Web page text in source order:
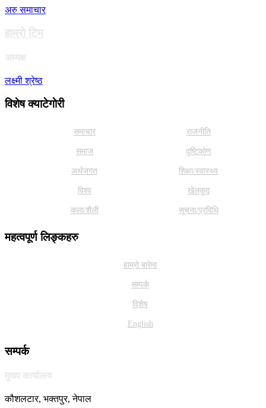
अरु समाचार
हाम्राे टिम
अध्यक्ष
लक्ष्मी श्रेष्ठ
विशेष क्याटेगाेरी
समाचार राजनीति
समाज दृष्टिकोण
अर्थजगत शिक्षा/स्वास्थ्य
विश्व खेलकुद
कला/शैली सूचना/प्रविधि
महत्वपूर्ण लिङ्कहरु
हाम्राे बारेमा
सम्पर्क
विशेष
English
सम्पर्क
मुख्य कार्यालय
कौशलटार, भक्तपुर, नेपाल